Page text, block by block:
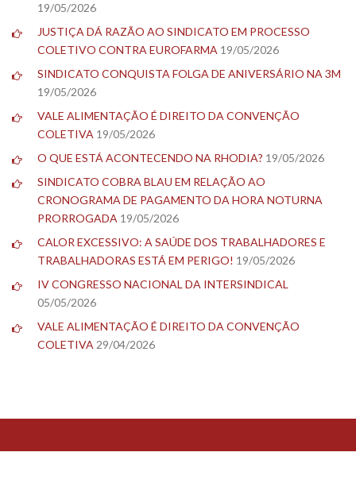
19/05/2026
JUSTIÇA DÁ RAZÃO AO SINDICATO EM PROCESSO
COLETIVO CONTRA EUROFARMA 19/05/2026
SINDICATO CONQUISTA FOLGA DE ANIVERSÁRIO NA 3M
19/05/2026
VALE ALIMENTAÇÃO É DIREITO DA CONVENÇÃO
COLETIVA 19/05/2026
O QUE ESTÁ ACONTECENDO NA RHODIA? 19/05/2026
SINDICATO COBRA BLAU EM RELAÇÃO AO
CRONOGRAMA DE PAGAMENTO DA HORA NOTURNA
PRORROGADA 19/05/2026
CALOR EXCESSIVO: A SAÚDE DOS TRABALHADORES E
TRABALHADORAS ESTÁ EM PERIGO! 19/05/2026
IV CONGRESSO NACIONAL DA INTERSINDICAL
05/05/2026
VALE ALIMENTAÇÃO É DIREITO DA CONVENÇÃO
COLETIVA 29/04/2026
TESTE